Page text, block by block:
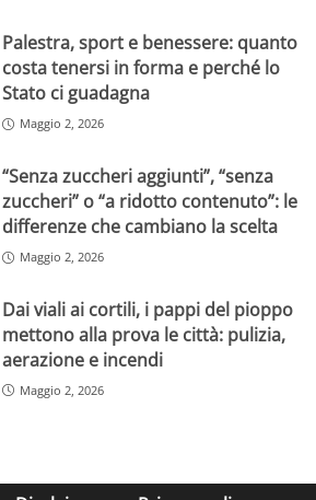
Palestra, sport e benessere: quanto
costa tenersi in forma e perché lo
Stato ci guadagna
Maggio 2, 2026
“Senza zuccheri aggiunti”, “senza
zuccheri” o “a ridotto contenuto”: le
differenze che cambiano la scelta
Maggio 2, 2026
Dai viali ai cortili, i pappi del pioppo
mettono alla prova le città: pulizia,
aerazione e incendi
Maggio 2, 2026